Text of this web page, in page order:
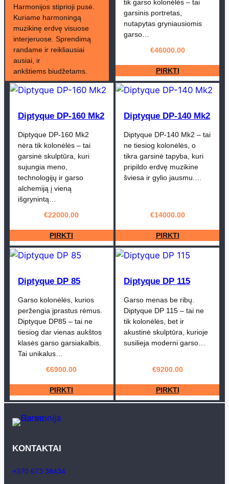
Harmonijos stiprioji pusė.
Kuriame harmoningą
muzikinę erdvę visuose
interjeruose. Sprendimą
randame ir reikliausiai
ausiai, ir
ankštiems biudžetams.
Cornered Audio
tik garso kolonėlės – tai
garsinis portretas,
nutapytas gryniausiomis
garso…
€46000.00
PIRKTI
Diptyque DP-160 Mk2
Diptyque DP-160 Mk2
nėra tik kolonėlės – tai
garsinė skulptūra, kuri
sujungia meno,
technologijų ir garso
alchemiją į vieną
išgrynintą…
€22000.00
PIRKTI
Diptyque DP-140 Mk2
Diptyque DP-140 Mk2 – tai
ne tiesiog kolonėlės, o
tikra garsinė tapyba, kuri
pripildo erdvę muzikine
šviesa ir gylio jausmu.…
€14000.00
PIRKTI
Diptyque DP 85
Garso kolonėlės, kurios
peržengia įprastus rėmus.
Diptyque DP85 – tai ne
tiesiog dar vienas aukštos
klasės garso garsiakalbis.
Tai unikalus…
€6900.00
PIRKTI
Diptyque DP 115
Garso menas be ribų.
Diptyque DP 115 – tai ne
tik kolonėlės, bet ir
akustinė skulptūra, kurioje
susilieja moderni garso…
€9200.00
PIRKTI
KONTAKTAI
+370 673 38434